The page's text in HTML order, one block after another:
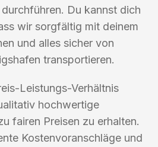
Du kannst dich
wir sorgfältig mit deinem
und alles sicher von
transportieren.
Leistungs-Verhältnis
hochwertige
fairen Preisen zu erhalten.
Kostenvoranschläge und